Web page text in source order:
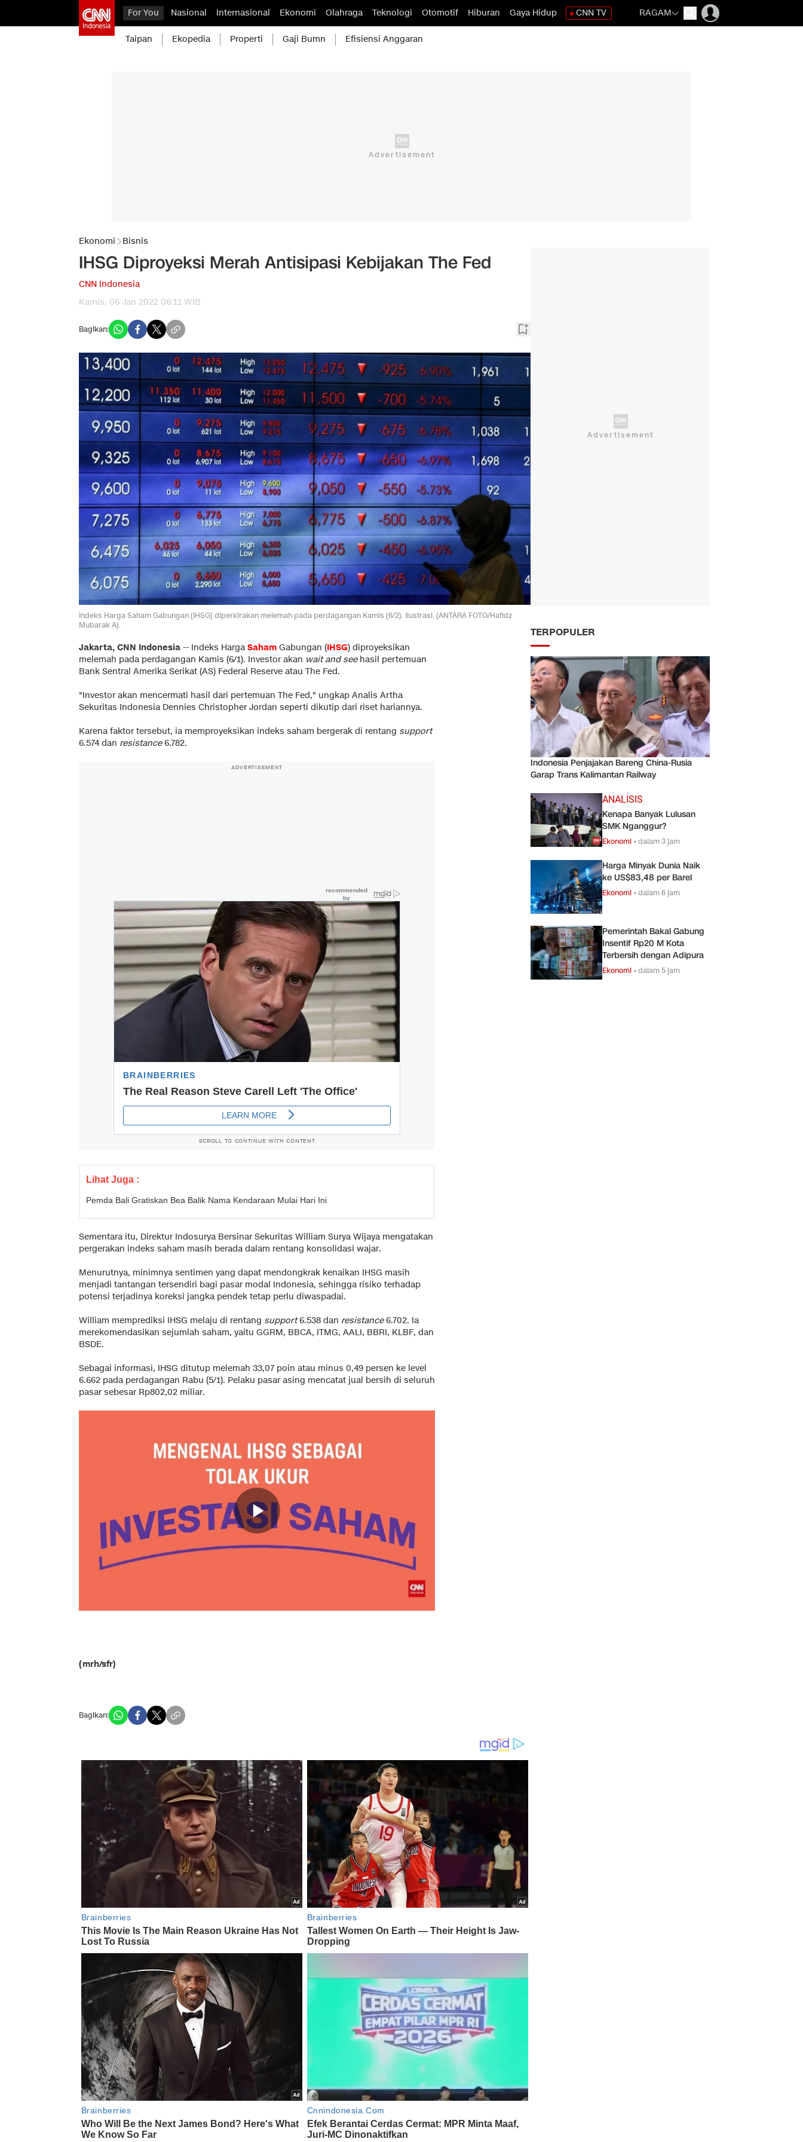
For You Nasional Internasional Ekonomi Olahraga Teknologi Otomotif Hiburan Gaya Hidup CNN TV RAGAM
Taipan Ekopedia Properti Gaji Bumn Efisiensi Anggaran
Ekonomi Bisnis
IHSG Diproyeksi Merah Antisipasi Kebijakan The Fed
CNN Indonesia
Kamis, 06 Jan 2022 06:11 WIB
Bagikan:
Indeks Harga Saham Gabungan (IHSG) diperkirakan melemah pada perdagangan Kamis (6/2). Ilustrasi. (ANTARA FOTO/Hafidz
Mubarak A).
Jakarta, CNN Indonesia -- Indeks Harga Saham Gabungan (IHSG) diproyeksikan
melemah pada perdagangan Kamis (6/1). Investor akan wait and seehasil pertemuan
Bank Sentral Amerika Serikat (AS) Federal Reserve atau The Fed.
"Investor akan mencermati hasil dari pertemuan The Fed," ungkap Analis Artha
Sekuritas Indonesia Dennies Christopher Jordan seperti dikutip dari riset hariannya.
Karena faktor tersebut, ia memproyeksikan indeks saham bergerak di rentang support
6.574 dan resistance6.782.
ADVERTISEMENT
SCROLL TO CONTINUE WITH CONTENT
Lihat Juga :
Pemda Bali Gratiskan Bea Balik Nama Kendaraan Mulai Hari Ini
Sementara itu, Direktur Indosurya Bersinar Sekuritas William Surya Wijaya mengatakan
pergerakan indeks saham masih berada dalam rentang konsolidasi wajar.
Menurutnya, minimnya sentimen yang dapat mendongkrak kenaikan IHSG masih
menjadi tantangan tersendiri bagi pasar modal Indonesia, sehingga risiko terhadap
potensi terjadinya koreksi jangka pendek tetap perlu diwaspadai.
William memprediksi IHSG melaju di rentang support6.538 dan resistance6.702. Ia
merekomendasikan sejumlah saham, yaitu GGRM, BBCA, ITMG, AALI, BBRI, KLBF, dan
BSDE.
Sebagai informasi, IHSG ditutup melemah 33,07 poin atau minus 0,49 persen ke level
6.662 pada perdagangan Rabu (5/1). Pelaku pasar asing mencatat jual bersih di seluruh
pasar sebesar Rp802,02 miliar.
(mrh/sfr)
Bagikan:
TERPOPULER
Indonesia Penjajakan Bareng China-Rusia
Garap Trans Kalimantan Railway
ANALISIS
Kenapa Banyak Lulusan
SMK Nganggur?
Ekonomi •dalam 3 jam
Harga Minyak Dunia Naik
ke US$83,48 per Barel
Ekonomi •dalam 6 jam
Pemerintah Bakal Gabung
Insentif Rp20 M Kota
Terbersih dengan Adipura
Ekonomi •dalam 5 jam